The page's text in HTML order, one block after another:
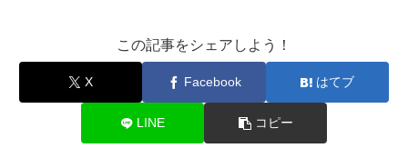
この記事をシェアしよう！
X Facebook はてブ
LINE コピー